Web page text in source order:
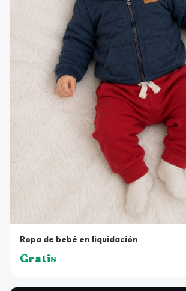
Ropa de bebé en liquidación
Gratis